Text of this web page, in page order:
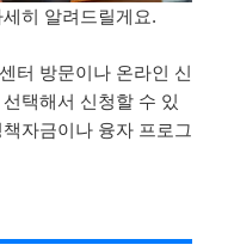
히 알려드릴게요.
터 방문이나 온라인 신
택해서 신청할 수 있
자금이나 융자 프로그